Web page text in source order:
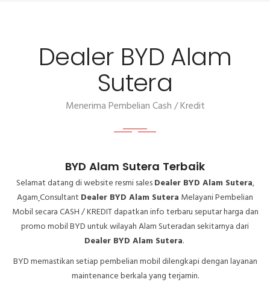
Dealer BYD Alam
Sutera
Menerima Pembelian Cash / Kredit
BYD Alam Sutera Terbaik
Selamat datang di website resmi salesDealer BYD Alam Sutera,
AgamConsultant Dealer BYD Alam Sutera Melayani Pembelian
Mobil secara CASH / KREDIT dapatkan info terbaru seputar harga dan
promo mobil BYD untuk wilayah Alam Suteradan sekitarnya dari
Dealer BYD Alam Sutera.
BYD memastikan setiap pembelian mobil dilengkapi dengan layanan
maintenance berkala yang terjamin.